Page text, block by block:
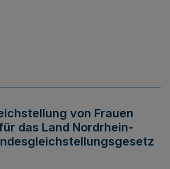
von Frauen
das Land Nordrhein-